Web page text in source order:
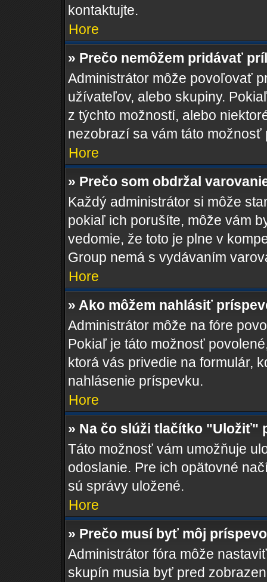
kontaktujte.
Hore
» Prečo nemôžem pridávať
Administrátor môže povoľovať
užívateľov, alebo skupiny.
z týchto možností, alebo
nezobrazí sa vám táto
Hore
» Prečo som obdržal
Každý administrátor si môže
pokiaľ ich porušíte, môže vám
vedomie, že toto je plne v
Group nemá s vydávaním
Hore
» Ako môžem nahlásiť
Administrátor môže na fóre
Pokiaľ je táto možnosť
ktorá vás privedie na formulár,
nahlásenie príspevku.
Hore
» Na čo slúži tlačítko "Uložiť"
Táto možnosť vám umožňuje
odoslanie. Pre ich opätovné
sú správy uložené.
Hore
» Prečo musí byť môj
Administrátor fóra môže
skupín musia byť pred